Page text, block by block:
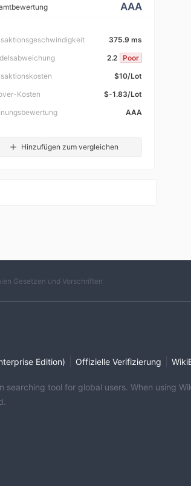
AAA
375.9 ms
2.2 Poor
$10/Lot
Kosten
$-1.83/Lot
AAA
Hinzufügen zum vergleichen
Gesetzen und Vorschriften
Edition) Offizielle Verifizierung
tool for global users. When using